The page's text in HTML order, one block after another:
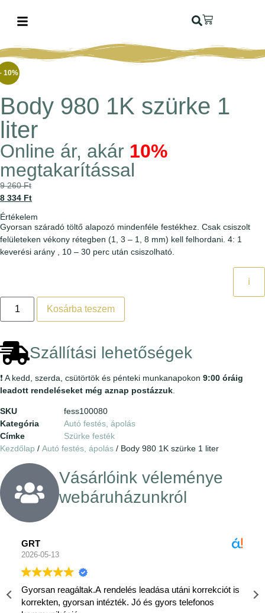
10%
Body 980 1K szürke 1
liter
Online ár, akár 10%
megtakarítással
9 260Ft
8 334 Ft
Értékelem
Gyorsan száradó töltő alapozó mindenféle festékhez. Csak csiszolt
felületeken vékony rétegben (1, 3 – 1, 8 mm) kell felhordani. 4: 1
keverési arány , 10 – 30 perc után csiszolható.
ℹ️
Kosárba teszem
Szállítási lehetőségek
❗ A kedd, szerda, csütörtök és pénteki munkanapokon 9:00 óráig
leadott rendeléseket még aznap postázzuk
SKU
fess100080
Kategória
Autó festés, ápolás
Címke
Szürke festék
Kezdőlap / Autó festés, ápolás / Body 980 1K szürke 1 liter
Vásárlóink véleménye
webáruházunkról
GRT
2026-05-13
Gyorsan reagáltak.A rendelés leadása utáni korrekciót is
korrekten, gyorsan intézték. Jó és gyors telefonos